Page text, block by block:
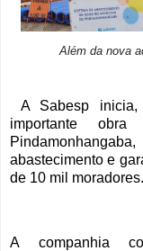
Além da nova
A Sabesp inicia,
importante
abastecimento e
de 10 mil moradores.
A companhia